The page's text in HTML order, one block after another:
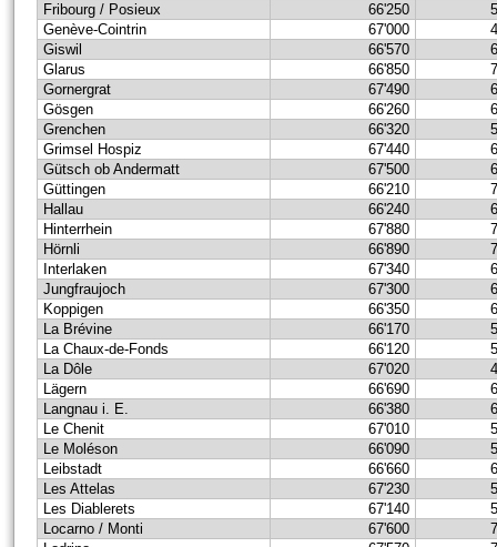
Fribourg / Posieux
66'250
Genève-Cointrin
67'000
Giswil
66'570
Glarus
66'850
Gornergrat
67'490
Gösgen
66'260
Grenchen
66'320
Grimsel Hospiz
67'440
Gütsch ob Andermatt
67'500
Güttingen
66'210
Hallau
66'240
Hinterrhein
67'880
Hörnli
66'890
Interlaken
67'340
Jungfraujoch
67'300
Koppigen
66'350
La Brévine
66'170
La Chaux-de-Fonds
66'120
La Dôle
67'020
Lägern
66'690
Langnau i. E.
66'380
Le Chenit
67'010
Le Moléson
66'090
Leibstadt
66'660
Les Attelas
67'230
Les Diablerets
67'140
Locarno / Monti
67'600